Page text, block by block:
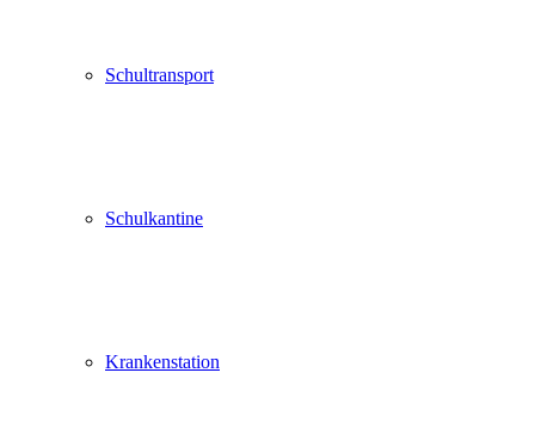
Schultransport
Schulkantine
Krankenstation